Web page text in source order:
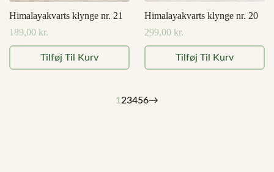
Himalayakvarts klynge nr. 21
189,00 kr.
Tilføj Til Kurv
Himalayakvarts klynge nr. 20
299,00 kr.
Tilføj Til Kurv
123456→